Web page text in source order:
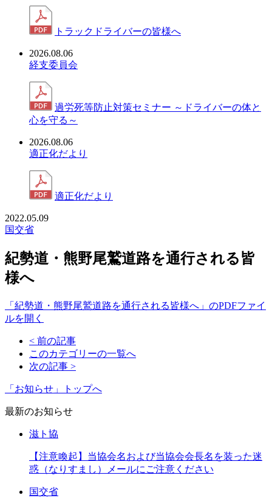
トラックドライバーの皆様へ
2026.08.06
経支委員会
過労死等防止対策セミナー ～ドライバーの体と
心を守る～
2026.08.06
適正化だより
適正化だより
2022.05.09
国交省
紀勢道・熊野尾鷲道路を通行される皆
様へ
「紀勢道・熊野尾鷲道路を通行される皆様へ」のPDFファイ
ルを開く
< 前の記事
このカテゴリーの一覧へ
次の記事 >
「お知らせ」トップへ
最新のお知らせ
滋ト協
【注意喚起】当協会名および当協会会長名を装った迷
惑（なりすまし）メールにご注意ください
国交省